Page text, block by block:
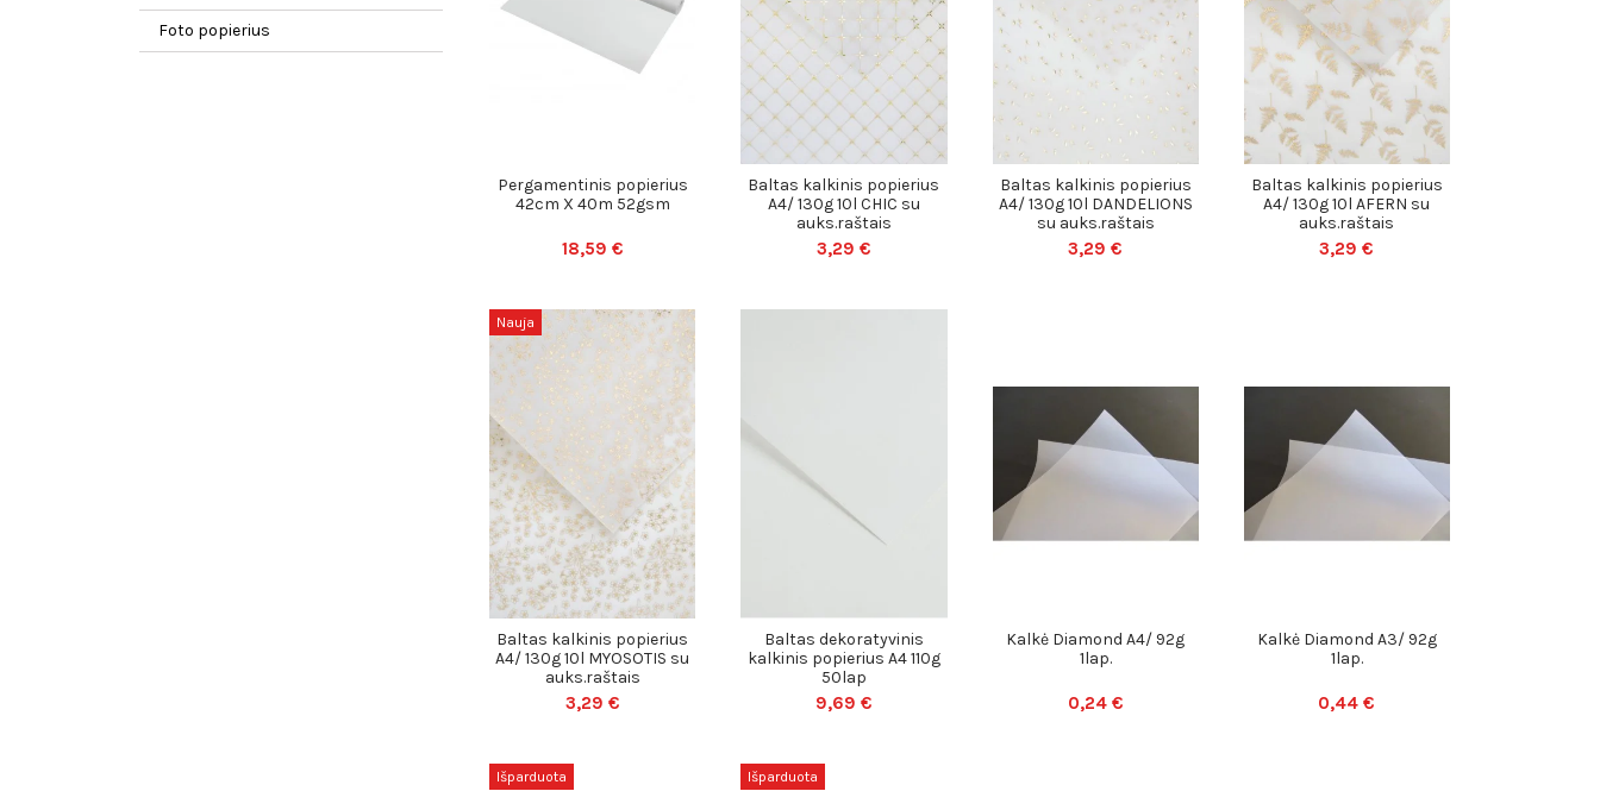
Foto popierius
Pergamentinis popierius
42cm X 40m 52gsm
18,59 €
Baltas kalkinis popierius
A4/ 130g 10l CHIC su
auks.raštais
3,29 €
Baltas kalkinis popierius
A4/ 130g 10l DANDELIONS
su auks.raštais
3,29 €
Baltas kalkinis popierius
A4/ 130g 10l AFERN su
auks.raštais
3,29 €
Nauja
Baltas kalkinis popierius
A4/ 130g 10l MYOSOTIS su
auks.raštais
3,29 €
Baltas dekoratyvinis
kalkinis popierius A4 110g
50lap
9,69 €
Kalkė Diamond A4/ 92g
1lap.
0,24 €
Kalkė Diamond A3/ 92g
1lap.
0,44 €
Išparduota Išparduota